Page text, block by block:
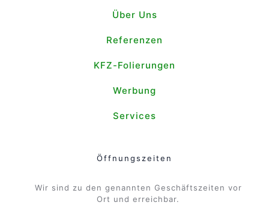
Über Uns
Referenzen
KFZ-Folierungen
Werbung
Services
Öffnungszeiten
Wir sind zu den genannten Geschäftszeiten vor
Ort und erreichbar.